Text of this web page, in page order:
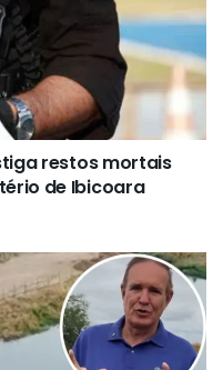
restos mortais
de Ibicoara